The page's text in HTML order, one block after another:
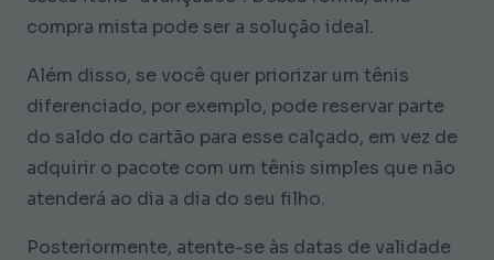
compra mista pode ser a solução ideal.
Além disso, se você quer priorizar um tênis
diferenciado, por exemplo, pode reservar parte
do saldo do cartão para esse calçado, em vez de
adquirir o pacote com um tênis simples que não
atenderá ao dia a dia do seu filho.
Posteriormente, atente-se às datas de validade